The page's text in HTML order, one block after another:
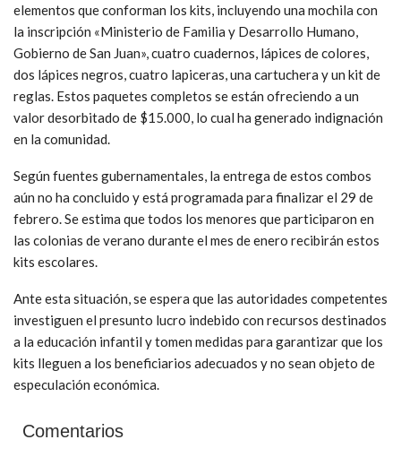
elementos que conforman los kits, incluyendo una mochila con
la inscripción «Ministerio de Familia y Desarrollo Humano,
Gobierno de San Juan», cuatro cuadernos, lápices de colores,
dos lápices negros, cuatro lapiceras, una cartuchera y un kit de
reglas. Estos paquetes completos se están ofreciendo a un
valor desorbitado de $15.000, lo cual ha generado indignación
en la comunidad.
Según fuentes gubernamentales, la entrega de estos combos
aún no ha concluido y está programada para finalizar el 29 de
febrero. Se estima que todos los menores que participaron en
las colonias de verano durante el mes de enero recibirán estos
kits escolares.
Ante esta situación, se espera que las autoridades competentes
investiguen el presunto lucro indebido con recursos destinados
a la educación infantil y tomen medidas para garantizar que los
kits lleguen a los beneficiarios adecuados y no sean objeto de
especulación económica.
Comentarios